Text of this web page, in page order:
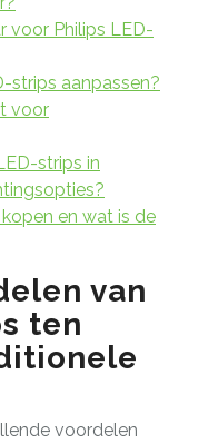
voor Philips LED-
strips aanpassen?
voor
strips in
en wat is de
van
ten
voordelen